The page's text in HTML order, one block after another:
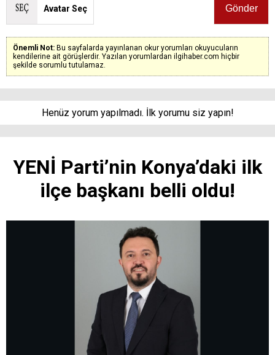
Avatar Seç
Önemli Not: Bu sayfalarda yayınlanan okur yorumları okuyucuların
kendilerine ait görüşlerdir. Yazılan yorumlardan ilgihaber.com hiçbir
şekilde sorumlu tutulamaz.
Henüz yorum yapılmadı. İlk yorumu siz yapın!
YENİ Parti’nin Konya’daki ilk
ilçe başkanı belli oldu!